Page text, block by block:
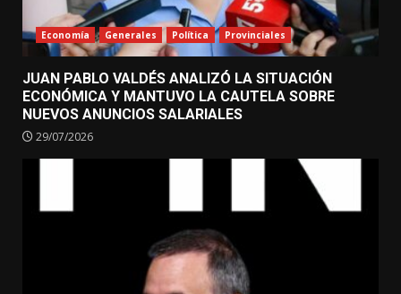
Economía Generales Política Provinciales
JUAN PABLO VALDÉS ANALIZÓ LA SITUACIÓN
ECONÓMICA Y MANTUVO LA CAUTELA SOBRE
NUEVOS ANUNCIOS SALARIALES
29/07/2026